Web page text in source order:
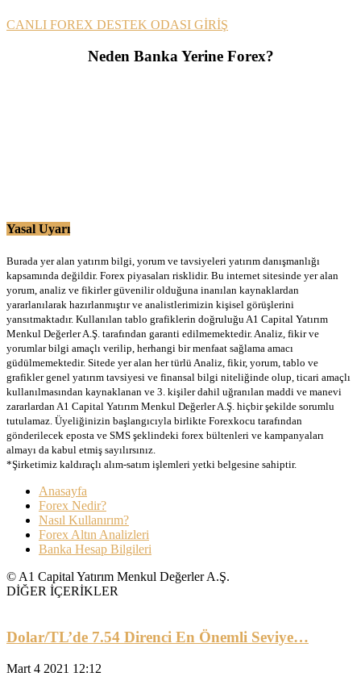
CANLI FOREX DESTEK ODASI GİRİŞ
Neden Banka Yerine Forex?
Yasal Uyarı
Burada yer alan yatırım bilgi, yorum ve tavsiyeleri yatırım danışmanlığı
kapsamında değildir. Forex piyasaları risklidir. Bu internet sitesinde yer alan
yorum, analiz ve fikirler güvenilir olduğuna inanılan kaynaklardan
yararlanılarak hazırlanmıştır ve analistlerimizin kişisel görüşlerini
yansıtmaktadır. Kullanılan tablo grafiklerin doğruluğu A1 Capital Yatırım
Menkul Değerler A.Ş. tarafından garanti edilmemektedir. Analiz, fikir ve
yorumlar bilgi amaçlı verilip, herhangi bir menfaat sağlama amacı
güdülmemektedir. Sitede yer alan her türlü Analiz, fikir, yorum, tablo ve
grafikler genel yatırım tavsiyesi ve finansal bilgi niteliğinde olup, ticari amaçlı
kullanılmasından kaynaklanan ve 3. kişiler dahil uğranılan maddi ve manevi
zararlardan A1 Capital Yatırım Menkul Değerler A.Ş. hiçbir şekilde sorumlu
tutulamaz. Üyeliğinizin başlangıcıyla birlikte Forexkocu tarafından
gönderilecek eposta ve SMS şeklindeki forex bültenleri ve kampanyaları
almayı da kabul etmiş sayılırsınız.
*Şirketimiz kaldıraçlı alım-satım işlemleri yetki belgesine sahiptir.
Anasayfa
Forex Nedir?
Nasıl Kullanırım?
Forex Altın Analizleri
Banka Hesap Bilgileri
© A1 Capital Yatırım Menkul Değerler A.Ş.
DİĞER İÇERİKLER
Dolar/TL’de 7.54 Direnci En Önemli Seviye…
Mart 4 2021 12:12